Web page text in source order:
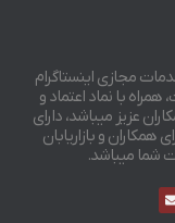
مجازی اینستاگرام
با نماد اعتماد و
عزیز میباشد، دارای
3 سطح مختلف برای همکاران و بازاریابان
شما میباشد.